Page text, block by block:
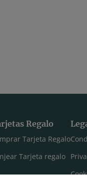
Vídeo 18 | Hanumanasana: posturas en el suelo
Regalo
Tarjeta Regalo
Tarjeta regalo